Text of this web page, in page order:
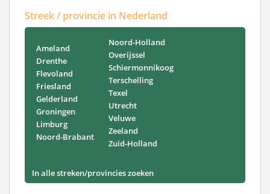
Streek / provincie in Nederland
Ameland
Drenthe
Flevoland
Friesland
Gelderland
Groningen
Limburg
Noord-Brabant
Noord-Holland
Overijssel
Schiermonnikoog
Terschelling
Texel
Utrecht
Veluwe
Zeeland
Zuid-Holland
In alle streken/provincies zoeken